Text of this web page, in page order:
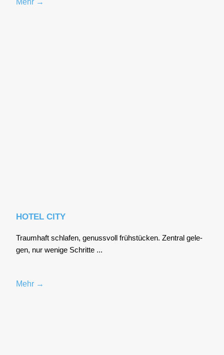
HOTEL CITY
Traum­haft schla­fen, genuss­voll früh­stü­cken. Zen­tral gele­
gen, nur weni­ge Schrit­te ...
Mehr →